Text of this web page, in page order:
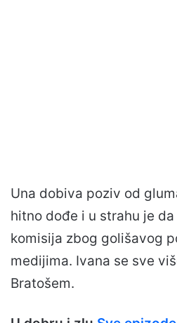
Una dobiva poziv od
hitno dođe i u strahu je
komisija zbog golišavog
medijima. Ivana se sve
Bratošem.